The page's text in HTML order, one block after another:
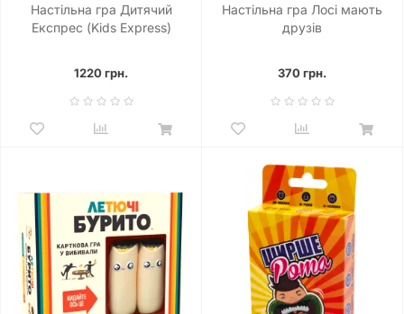
Настільна гра Дитячий
Експрес (Kids Express)
1220 грн.
Настільна гра Лосі мають
друзів
370 грн.